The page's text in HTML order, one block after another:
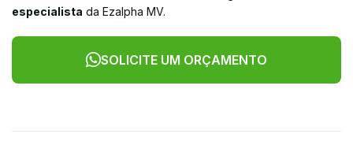
especialista da Ezalpha MV.
SOLICITE UM ORÇAMENTO